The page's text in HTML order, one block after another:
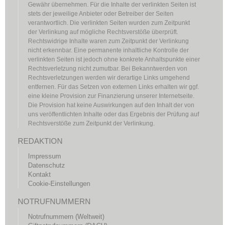
Gewähr übernehmen. Für die Inhalte der verlinkten Seiten ist
stets der jeweilige Anbieter oder Betreiber der Seiten
verantwortlich. Die verlinkten Seiten wurden zum Zeitpunkt
der Verlinkung auf mögliche Rechtsverstöße überprüft.
Rechtswidrige Inhalte waren zum Zeitpunkt der Verlinkung
nicht erkennbar. Eine permanente inhaltliche Kontrolle der
verlinkten Seiten ist jedoch ohne konkrete Anhaltspunkte einer
Rechtsverletzung nicht zumutbar. Bei Bekanntwerden von
Rechtsverletzungen werden wir derartige Links umgehend
entfernen. Für das Setzen von externen Links erhalten wir ggf.
eine kleine Provision zur Finanzierung unserer Internetseite.
Die Provision hat keine Auswirkungen auf den Inhalt der von
uns veröffentlichten Inhalte oder das Ergebnis der Prüfung auf
Rechtsverstöße zum Zeitpunkt der Verlinkung.
REDAKTION
Impressum
Datenschutz
Kontakt
Cookie-Einstellungen
NOTRUFNUMMERN
Notrufnummern (Weltweit)